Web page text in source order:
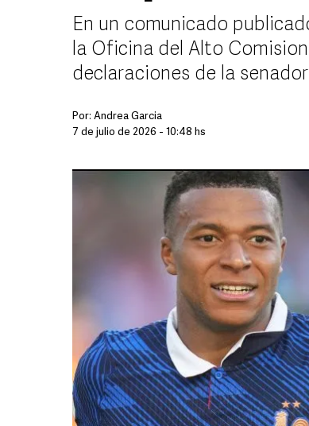
En un comunicado
la Oficina del Alto
declaraciones de la
Por: Andrea Garcia
7 de julio de 2026 - 10:48 hs